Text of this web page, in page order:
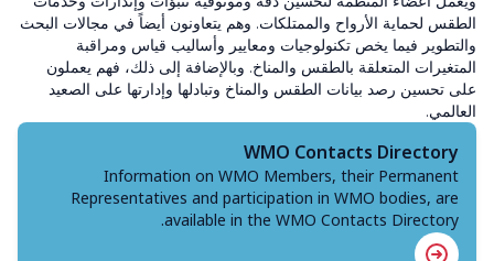
الطقس لحماية الأرواح والممتلكات. وهم يتعاونون أيضاً في مجالات البحث
والتطوير فيما يخص تكنولوجيات ومعايير وأساليب قياس ومراقبة
المتغيرات المتعلقة بالطقس والمناخ. وبالإضافة إلى ذلك، فهم يعملون
على تحسين رصد بيانات الطقس والمناخ وتبادلها وإدارتها على الصعيد
العالمي.
WMO Contacts Directory
Information on WMO Members, their Permanent
Representatives and participation in WMO bodies, are
available in the WMO Contacts Directory.